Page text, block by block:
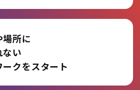
場所に
ない
クをスタート